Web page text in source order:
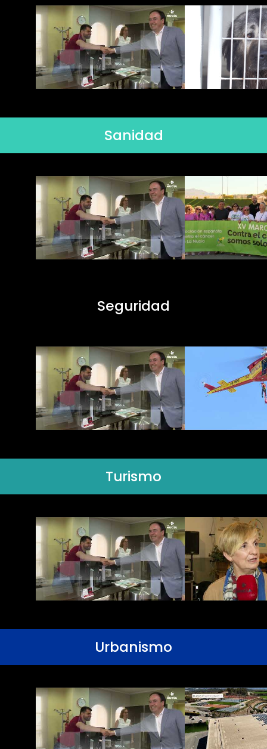
Sanidad
Seguridad
Turismo
Urbanismo